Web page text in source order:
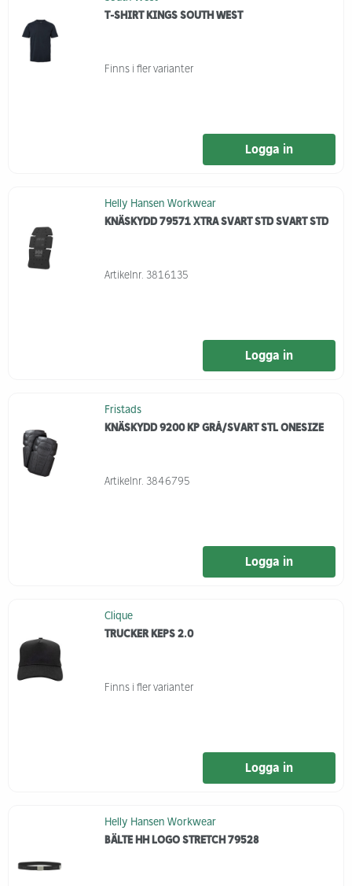
T-SHIRT KINGS SOUTH WEST
Finns i fler varianter
Logga in
Helly Hansen Workwear
KNÄSKYDD 79571 XTRA SVART STD SVART STD
Artikelnr. 3816135
Logga in
Fristads
KNÄSKYDD 9200 KP GRÅ/SVART STL ONESIZE
Artikelnr. 3846795
Logga in
Clique
TRUCKER KEPS 2.0
Finns i fler varianter
Logga in
Helly Hansen Workwear
BÄLTE HH LOGO STRETCH 79528